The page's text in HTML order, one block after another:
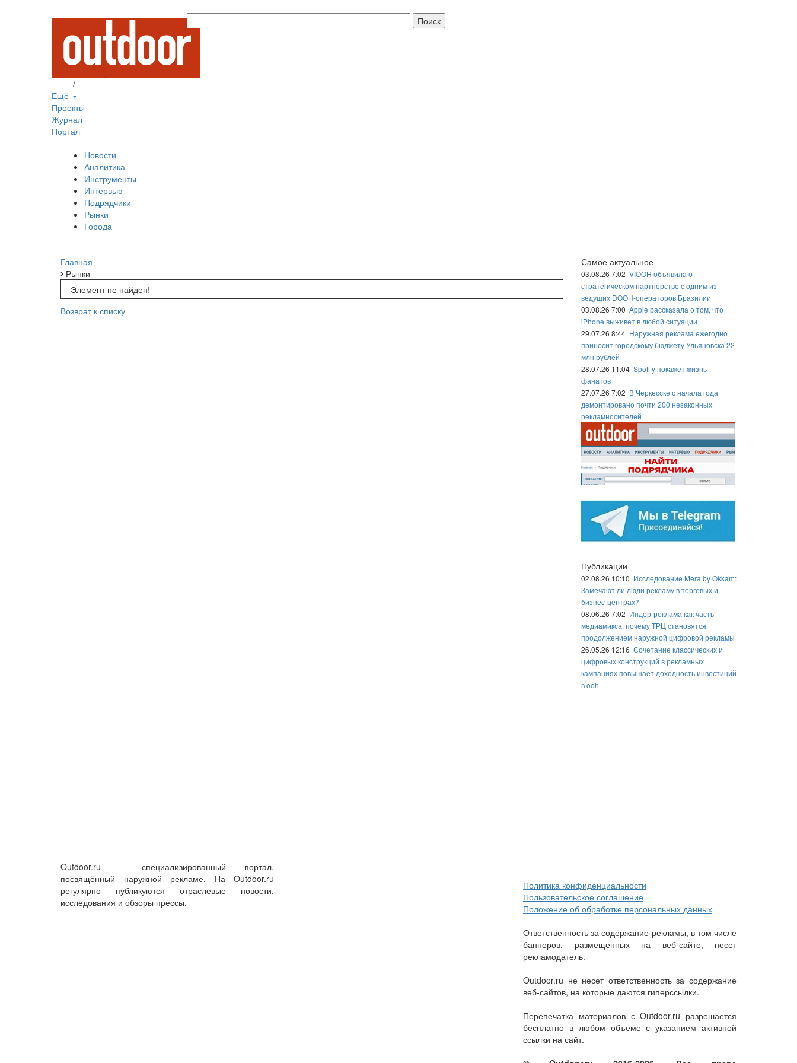
/
Ещё
Проекты
Журнал
Портал
Новости
Аналитика
Инструменты
Интервью
Подрядчики
Рынки
Города
Главная
Рынки
Элемент не найден!
Возврат к списку
Самое актуальное
03.08.26 7:02 VIOOH объявила о
стратегическом партнёрстве с одним из
ведущих DOOH-операторов Бразилии
03.08.26 7:00 Apple рассказала о том, что
iPhone выживет в любой ситуации
29.07.26 8:44 Наружная реклама ежегодно
приносит городскому бюджету Ульяновска 22
млн рублей
28.07.26 11:04 Spotify покажет жизнь
фанатов
27.07.26 7:02 В Черкесске с начала года
демонтировано почти 200 незаконных
рекламносителей
Публикации
02.08.26 10:10 Исследование Mera by Okkam:
Замечают ли люди рекламу в торговых и
бизнес-центрах?
08.06.26 7:02 Индор-реклама как часть
медиамикса: почему ТРЦ становятся
продолжением наружной цифровой рекламы
26.05.26 12:16 Сочетание классических и
цифровых конструкций в рекламных
кампаниях повышает доходность инвестиций
в ooh
Outdoor.ru – специализированный портал,
посвящённый наружной рекламе. На Outdoor.ru
регулярно публикуются отраслевые новости,
исследования и обзоры прессы.
Политика конфиденциальности
Пользовательское соглашение
Положение об обработке персональных данных
Ответственность за содержание рекламы, в том числе
баннеров, размещенных на веб-сайте, несет
рекламодатель.
Outdoor.ru не несет ответственность за содержание
веб-сайтов, на которые даются гиперссылки.
Перепечатка материалов с Outdoor.ru разрешается
бесплатно в любом объёме с указанием активной
ссылки на сайт.